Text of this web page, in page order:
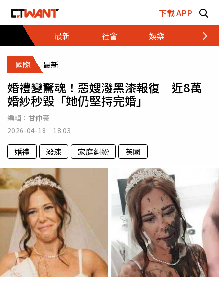
下載 APP
最新
社會 娛樂 財經
國際 最新
婚禮變驚魂！惡嫂潑黑漆報復 近8萬
婚紗秒毀「她仍堅持完婚」
編輯： 甘仲豪
2026-04-18 18:03
婚禮 潑漆 家庭糾紛 英國